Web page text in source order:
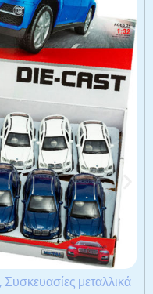
Συσκευασίες μεταλλικά